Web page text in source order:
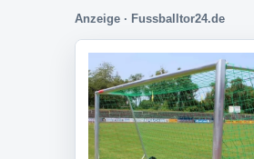
Anzeige · Fussballtor24.de
Direkt zur